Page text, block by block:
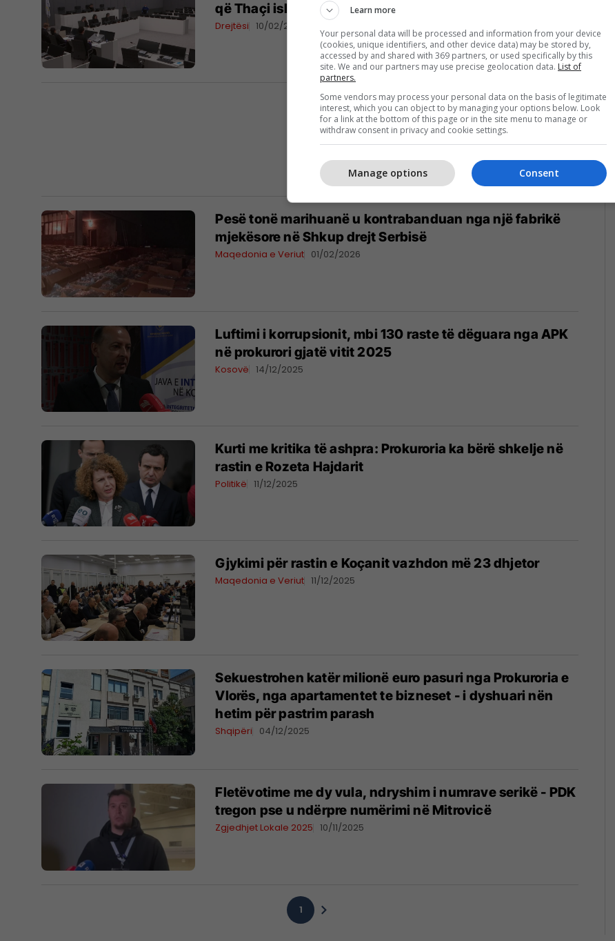
që Thaçi ishte i aftë të maskonte atë që po ndodhte
Drejtësi 10/02/2026
Pesë tonë marihuanë u kontrabanduan nga një fabrikë
mjekësore në Shkup drejt Serbisë
Maqedonia e Veriut 01/02/2026
​Luftimi i korrupsionit, mbi 130 raste të dëguara nga APK
në prokurori gjatë vitit 2025
Kosovë 14/12/2025
Kurti me kritika të ashpra: Prokuroria ka bërë shkelje në
rastin e Rozeta Hajdarit
Politikë 11/12/2025
Gjykimi për rastin e Koçanit vazhdon më 23 dhjetor
Maqedonia e Veriut 11/12/2025
Sekuestrohen katër milionë euro pasuri nga Prokuroria e
Vlorës, nga apartamentet te bizneset - i dyshuari nën
hetim për pastrim parash
Shqipëri 04/12/2025
​Fletëvotime me dy vula, ndryshim i numrave serikë - PDK
tregon pse u ndërpre numërimi në Mitrovicë
Zgjedhjet Lokale 2025 10/11/2025
1
Learn more
Your personal data will be processed and information from your device
(cookies, unique identifiers, and other device data) may be stored by,
accessed by and shared with 369 partners, or used specifically by this
site. We and our partners may use precise geolocation data. List of
partners.
Some vendors may process your personal data on the basis of legitimate
interest, which you can object to by managing your options below. Look
for a link at the bottom of this page or in the site menu to manage or
withdraw consent in privacy and cookie settings.
Consent
Manage options